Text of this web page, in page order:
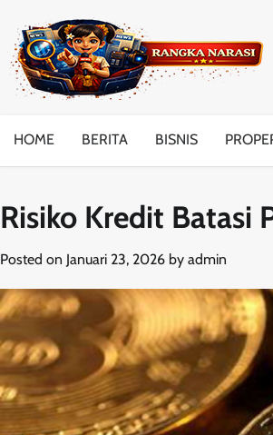
content
HOME BERITA BISNIS
Risiko Kredit Batasi
Posted on Januari 23, 2026 by admin